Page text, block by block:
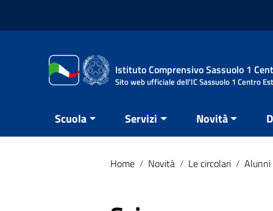
Istituto Comprensivo Sassuolo 1
Sito web ufficiale dell'IC Sassuolo 1 Centro Est
Scuola Servizi Novità
Home / Novità / Le circolari / Alunni